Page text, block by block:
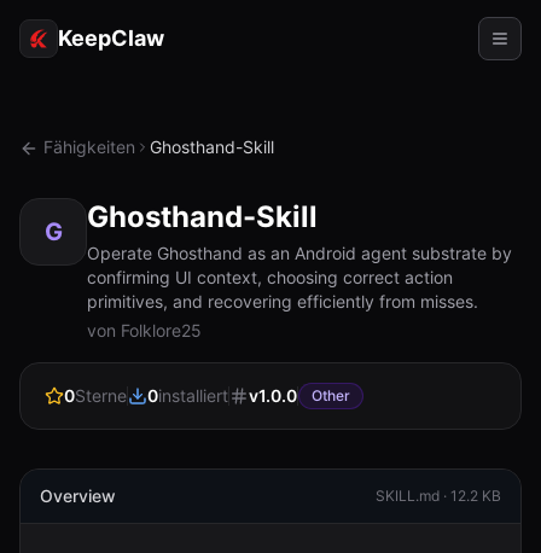
KeepClaw
Tokenzugriff
Anwendungsfälle
RESSOURCEN
Dokumentation
Fähigkeiten Ghosthand-Skill
G Ghosthand-Skill
Operate Ghosthand as an Android agent substrate by
confirming UI context, choosing correct action
primitives, and recovering efficiently from misses.
von Folklore25
0Sterne 0installiert v1.0.0 Other
Overview SKILL.md · 12.2 KB